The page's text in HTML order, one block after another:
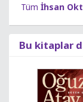
Tüm İhsan
Bu kitaplar